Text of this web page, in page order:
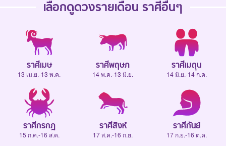
เลือกดูดวงรายเดือน ราศีอื่นๆ
ราศีเมษ
13 เม.ย.-13 พ.ค.
ราศีพฤษภ
14 พ.ค.-13 มิ.ย.
ราศีเมถุน
14 มิ.ย.-14 ก.ค.
ราศีกรกฎ
15 ก.ค.-16 ส.ค.
ราศีสิงห์
17 ส.ค.-16 ก.ย.
ราศีกันย์
17 ก.ย.-16 ต.ค.